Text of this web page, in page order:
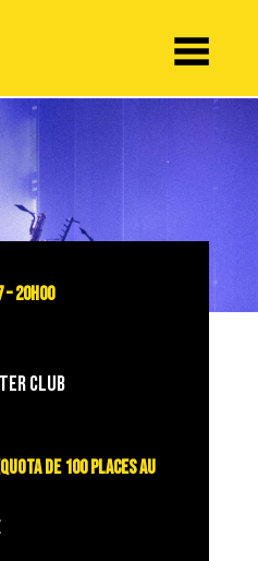
– 20H00
CLUB
de 100 places au